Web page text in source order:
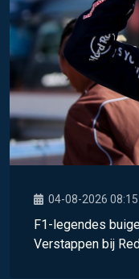
04-08-2026 08:15
F1-legendes
Verstappen bij